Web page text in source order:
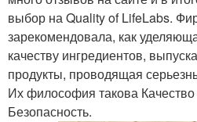
выбор на Quality of LifeLabs.
зарекомендовала, как
качеству ингредиентов,
продукты, проводящая
Их философия такова
Безопасность.